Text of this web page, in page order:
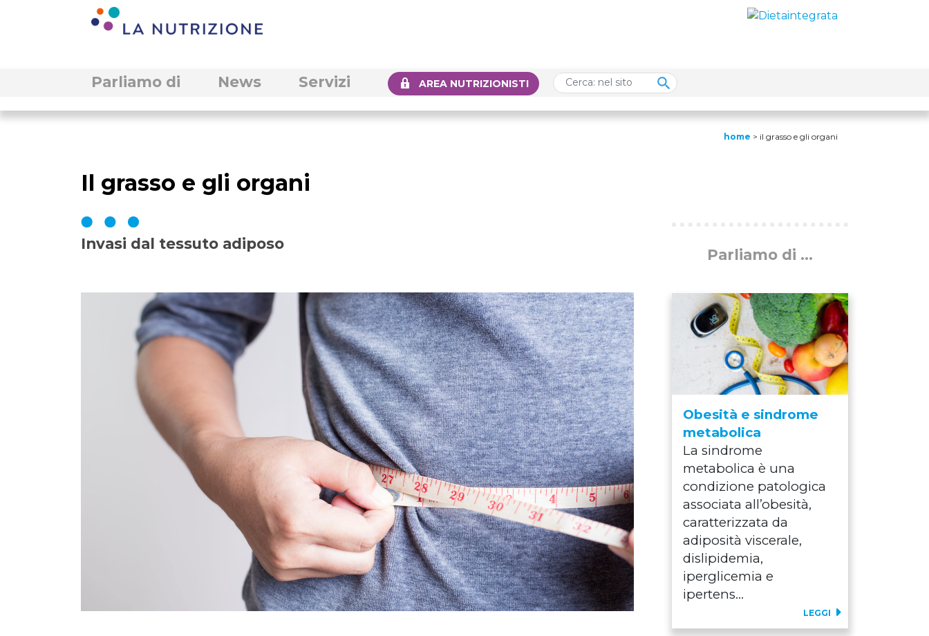
Parliamo di News Servizi AREA NUTRIZIONISTI
home > il grasso e gli organi
Il grasso e gli organi
Invasi dal tessuto adiposo
Parliamo di ...
Obesità e sindrome
metabolica
La sindrome
metabolica è una
condizione patologica
associata all’obesità,
caratterizzata da
adiposità viscerale,
dislipidemia,
iperglicemia e
ipertens...
LEGGI